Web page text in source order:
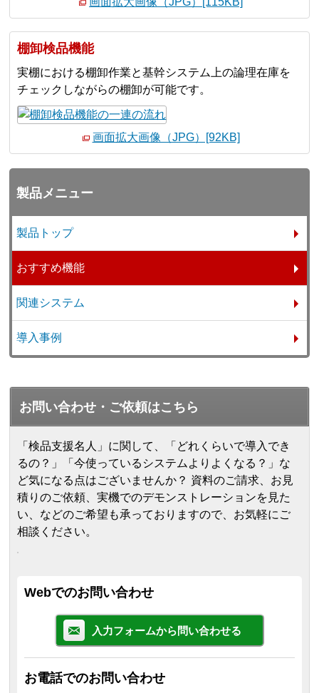
棚卸検品機能
実棚における棚卸作業と基幹システム上の論理在庫を
チェックしながらの棚卸が可能です。
画面拡大画像（JPG）[92KB]
製品メニュー
製品トップ
おすすめ機能
関連システム
導入事例
お問い合わせ・ご依頼はこちら
「検品支援名人」に関して、「どれくらいで導入でき
るの？」「今使っているシステムよりよくなる？」な
ど気になる点はございませんか？ 資料のご請求、お見
積りのご依頼、実機でのデモンストレーションを見た
い、などのご希望も承っておりますので、お気軽にご
相談ください。
Webでのお問い合わせ
入力フォームから問い合わせる
お電話でのお問い合わせ